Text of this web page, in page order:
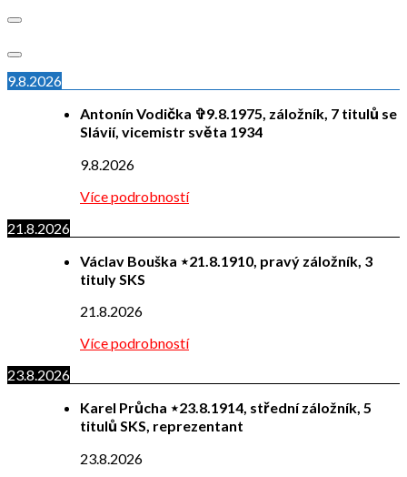
9.8.2026
Antonín Vodička ✞9.8.1975, záložník, 7 titulů se
Slávií, vicemistr světa 1934
9.8.2026
Více podrobností
21.8.2026
Václav Bouška ⋆21.8.1910, pravý záložník, 3
tituly SKS
21.8.2026
Více podrobností
23.8.2026
Karel Průcha ⋆23.8.1914, střední záložník, 5
titulů SKS, reprezentant
23.8.2026